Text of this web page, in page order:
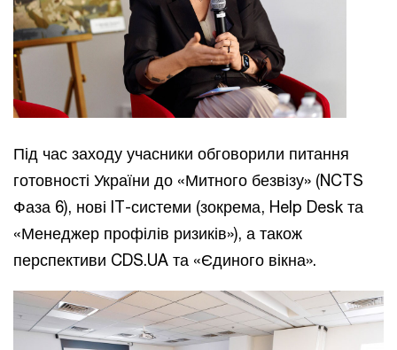
Під час заходу учасники обговорили питання
готовності України до «Митного безвізу» (NCTS
Фаза 6), нові IT-системи (зокрема, Help Desk та
«Менеджер профілів ризиків»), а також
перспективи CDS.UA та «Єдиного вікна».